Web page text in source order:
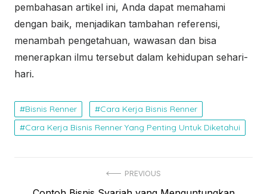
pembahasan artikel ini, Anda dapat memahami
dengan baik, menjadikan tambahan referensi,
menambah pengetahuan, wawasan dan bisa
menerapkan ilmu tersebut dalam kehidupan sehari-
hari.
Bisnis Renner
Cara Kerja Bisnis Renner
Cara Kerja Bisnis Renner Yang Penting Untuk Diketahui
PREVIOUS